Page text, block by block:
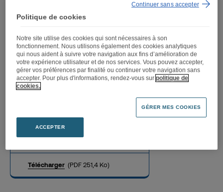
Politique de rémunération
des mandataires sociaux –
AG 2025
30.05.2025
Télécharger (PDF 251,4 Ko)
Politique de cookies
Notre site utilise des cookies qui sont nécessaires à son
fonctionnement. Nous utilisons également des cookies analytiques
qui nous aident à suivre votre navigation aux fins d’amélioration de
votre expérience utilisateur et de nos services. Vous pouvez accepter,
gérer vos préférences par finalité ou continuer votre navigation sans
accepter. Pour plus d'informations, rendez-vous surpolitique de
cookies.
GÉRER MES COOKIES
ACCEPTER
Continuer sans accepter